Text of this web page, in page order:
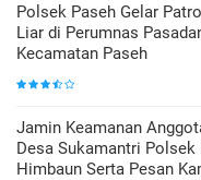
Polsek Paseh Gelar
Liar di Perumnas
Kecamatan Paseh
Jamin Keamanan
Desa Sukamantri Polsek
Himbaun Serta Pesan